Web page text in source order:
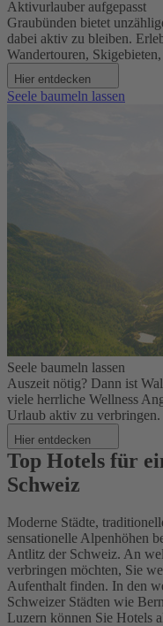
Aktivurlauber aufgepasst
Graubünden bietet
dabei aktiv zu bleiben.
Wandertouren,
Hier entdecken
Seele baumeln lassen
Seele baumeln lassen
Auszeit nötig? Dann ist
viele herrliche Wellness
Urlaub aktiv zu verbringen.
Hier entdecken
Top Hotels für
Schweiz
Moderne Städte,
sensationelle Alpenhöhen
Antlitz der Schweiz. An
verbringen möchten, Sie
Aufenthalt finden. In den
Schweizer Städten wie
Luzern können Sie Hotels